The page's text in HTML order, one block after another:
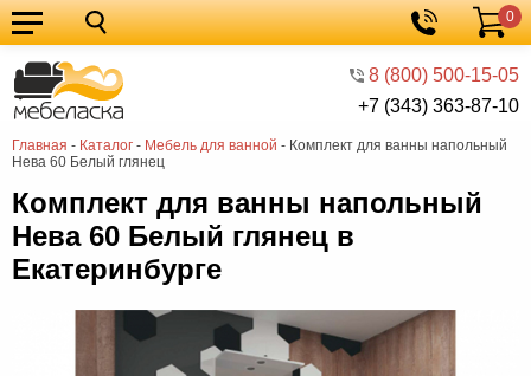
8 (800) 500-15-05
+7 (343) 363-87-10
Корзина
0
Главная - Каталог - Мебель для ванной - Комплект для ванны напольный
Нева 60 Белый глянец
Кухонные
гарнитуры
Мебель
для
кухни
Мебель
для
спальни
Кровати
Шкафы
Диваны
Мягкая
Комплект для ванны напольный
Нева 60 Белый глянец в
Екатеринбурге